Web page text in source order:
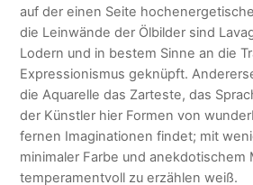
auf der einen Seite
die Leinwände der Ölbilder sind
Lodern und in bestem Sinne an die
Expressionismus geknüpft.
die Aquarelle das Zarteste, das
der Künstler hier Formen von
fernen Imaginationen findet; mit
minimaler Farbe und anekdotischem
temperamentvoll zu erzählen weiß.